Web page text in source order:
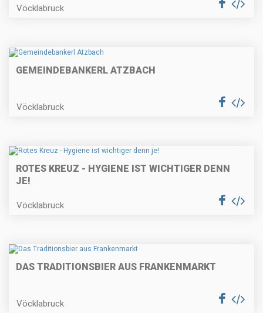
Vöcklabruck
GEMEINDEBANKERL ATZBACH
Vöcklabruck
ROTES KREUZ - HYGIENE IST WICHTIGER DENN
JE!
Vöcklabruck
DAS TRADITIONSBIER AUS FRANKENMARKT
Vöcklabruck